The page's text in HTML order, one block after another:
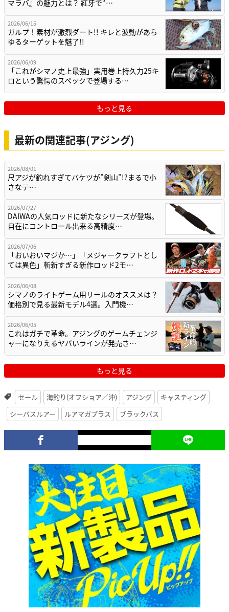
マラバ』の魅力とは？ 紅牙で“…
2026/06/15
ガルプ！素材が激烈ダート!! キレと波動があら
ゆるターゲットを魅了!!
2026/06/09
「これがシマノ史上最強」実用巻上持久力25キ
ロという驚愕のスペックで登場する…
もっと見る
最新の関連記事(アジング)
2026/08/01
尺アジが釣れすぎてバケツが”剣山”!?まるで小
さなテ…
2026/07/27
DAIWAの人気ロッドに新たなシリーズが登場。
自在にコントロール出来る高精度…
2026/07/06
「おいおいマジか…」「メジャークラフトとし
ては異色」斬新すぎる新作ロッド2モ…
2026/06/08
シマノのライトゲーム用リールのオススメは？
価格別で見る最新モデル4選。入門機…
2026/06/05
これはガチで革命。アジングのゲームチェンジ
ャーになりえるヤバいラインが発売さ…
もっと見る
セール 海釣り(オフショア／沖) アジング
キャスティング
シーバスルアー
ルアマガプラス ブラックバス